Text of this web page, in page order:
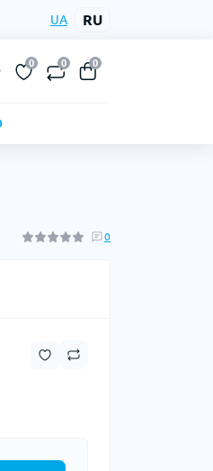
UA RU
0 0 0
0